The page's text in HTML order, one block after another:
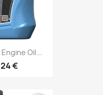
Oil...
€